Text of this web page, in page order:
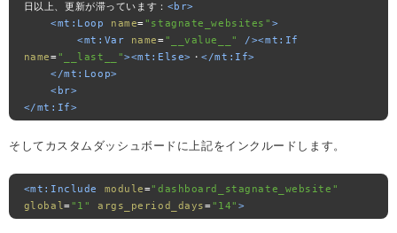
日以上、更新が滞っています： <br>
<mt:Loop
name= "stagnate_websites" >
<mt:Var
name= "__value__"
/><mt:If
name= "__last__"><mt:Else> ・</mt:If>
</mt:Loop>
<br>
</mt:If>
そしてカスタムダッシュボードに上記をインクルードします。
<mt:Include module="dashboard_stagnate_website"
global= "1" args_period_days= "14" >